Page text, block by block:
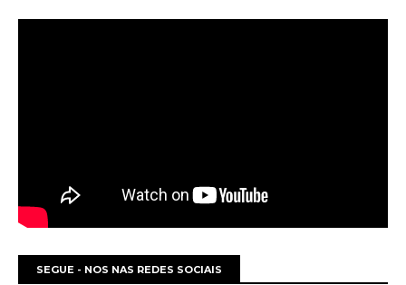
SEGUE - NOS NAS REDES SOCIAIS